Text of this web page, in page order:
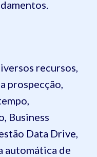
recursos,
prospecção,
Business
Data Drive,
automática de